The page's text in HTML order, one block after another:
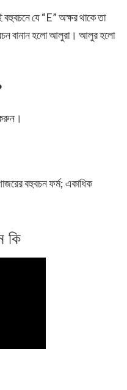
যে “E” অক্ষর থাকে তা
বানান হলো আলুরা। আলুর হলো
বহুবচন ফর্ম; একাধিক
কি